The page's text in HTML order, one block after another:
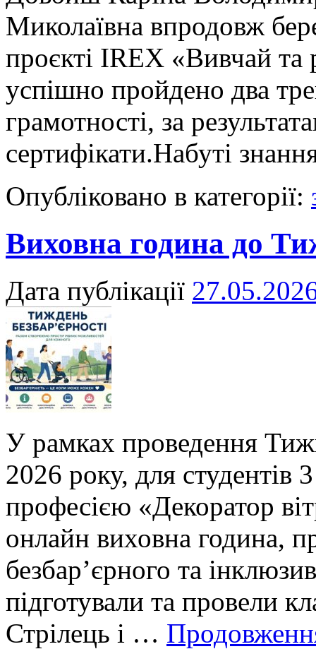
Миколаївна впродовж
проєкті IREX «Вивчай
успішно пройдено два
грамотності, за
сертифікати.Набуті
Опубліковано в категорії:
Виховна година до
Дата публікації
У рамках проведення
2026 року, для студентів
професією «Декоратор
онлайн виховна година,
безбар’єрного та
підготували та провели
Стрілець і …